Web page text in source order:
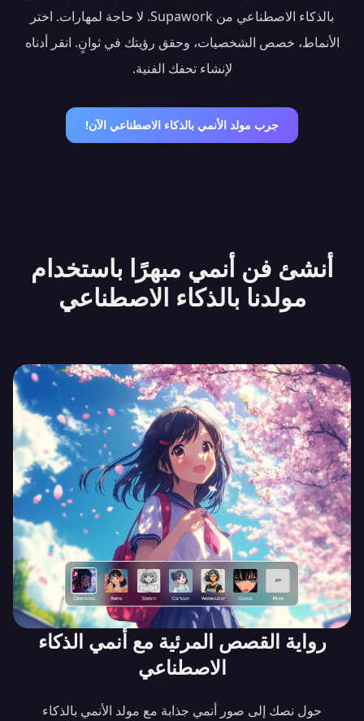
بالذكاء الاصطناعي من Supawork. لا حاجة لمهارات. اختر
الأنماط، خصص الشخصيات، وحقق رؤيتك في ثوانٍ. انقر أدناه
لإنشاء تحفك الفنية.
جرب مولد الأنمي بالذكاء الاصطناعي الآن!
أنشئ فن أنمي مبهرًا باستخدام
مولدنا بالذكاء الاصطناعي
رواية القصص المرئية مع أنمي الذكاء
الاصطناعي
حول نصك إلى صور أنمي جذابة مع مولد الأنمي بالذكاء